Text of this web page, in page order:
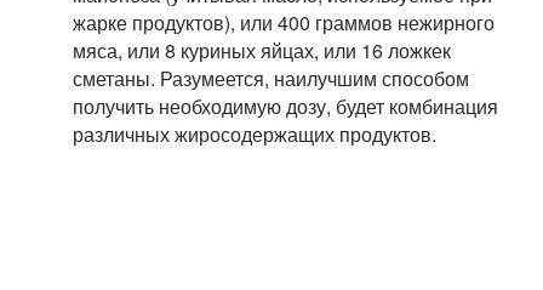
жарке продуктов), или 400 граммов нежирного
мяса, или 8 куриных яйцах, или 16 ложкек
сметаны. Разумеется, наилучшим способом
получить необходимую дозу, будет комбинация
различных жиросодержащих продуктов.